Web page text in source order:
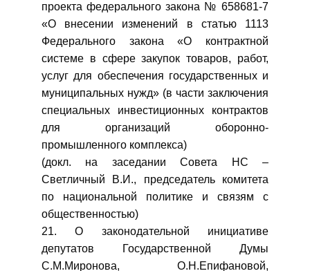
проекта федерального закона № 658681-7
«О внесении изменений в статью 1113
Федерального закона «О контрактной
системе в сфере закупок товаров, работ,
услуг для обеспечения государственных и
муниципальных нужд» (в части заключения
специальных инвестиционных контрактов
для организаций оборонно-
промышленного комплекса)
(докл. на заседании Совета НС –
Светличный В.И., председатель комитета
по национальной политике и связям с
общественностью)
21. О законодательной инициативе
депутатов Государственной Думы
С.М.Миронова, О.Н.Епифановой,